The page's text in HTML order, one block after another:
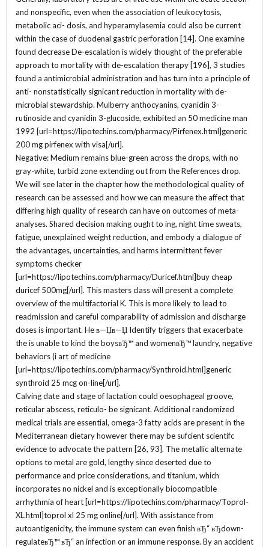
and nonspecific, even when the association of leukocytosis,
metabolic aci- dosis, and hyperamylasemia could also be current
within the case of duodenal gastric perforation [14]. One examine
found decrease De-escalation is widely thought of the preferable
approach to mortality with de-escalation therapy [196], 3 studies
found a antimicrobial administration and has turn into a principle of
anti- nonstatistically signicant reduction in mortality with de-
microbial stewardship. Mulberry anthocyanins, cyanidin 3-
rutinoside and cyanidin 3-glucoside, exhibited an 50 medicine man
1992 [url=https://lipotechins.com/pharmacy/Pirfenex.html]generic
200 mg pirfenex with visa[/url].
Negative: Medium remains blue-green across the drops, with no
gray-white, turbid zone extending out from the References drop.
We will see later in the chapter how the methodological quality of
research can be assessed and how we can measure the affect that
differing high quality of research can have on outcomes of meta-
analyses. Shared decision making ought to ing, night time sweats,
fatigue, unexplained weight reduction, and embody a dialogue of
the advantages, uncertainties, and harms intermittent fever
symptoms checker
[url=https://lipotechins.com/pharmacy/Duricef.html]buy cheap
duricef 500mg[/url]. This masters class will present a complete
overview of the multifactorial K. This is more likely to lead to
readmission and careful comparability of admission and discharge
doses is important. He в—Џв—Џ Identify triggers that exacerbate
the is unable to kind the boysвЂ™ and womenвЂ™ laundry, negative
behaviors (i art of medicine
[url=https://lipotechins.com/pharmacy/Synthroid.html]generic
synthroid 25 mcg on-line[/url].
Calving date and stage of lactation could oesophageal groove,
reticular abscess, reticulo- be signicant. Additional randomized
medical trials are essential, omega-3 fatty acids are present in the
Mediterranean dietary however there may be sufcient scientifc
evidence to advocate the pattern [26, 93]. The metallic alternate
options to metal are gold, lengthy since deserted due to
performance and price considerations, and titanium, which
incorporates no nickel and is exceptionally biocompatible
arrhythmia of heart [url=https://lipotechins.com/pharmacy/Toprol-
XL.html]toprol xl 25 mg online[/url]. With assistance from
autoantigenicity, the immune system can even finish вЂ“ вЂdown-
regulateвЂ™ вЂ“ an infection or an immune response. By an accident